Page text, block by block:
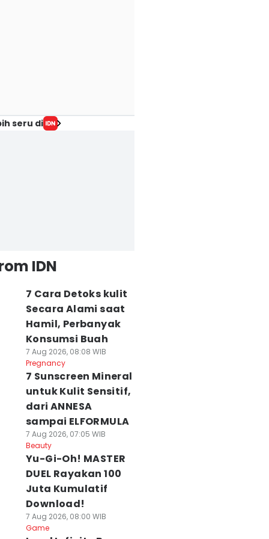
seru di
IDN
7 Cara Detoks kulit
Secara Alami saat
Hamil, Perbanyak
Konsumsi Buah
7 Aug 2026, 08:08 WIB
Pregnancy
7 Sunscreen Mineral
untuk Kulit Sensitif,
dari ANNESA
sampai ELFORMULA
7 Aug 2026, 07:05 WIB
Beauty
Yu-Gi-Oh! MASTER
DUEL Rayakan 100
Juta Kumulatif
Download!
7 Aug 2026, 08:00 WIB
Game